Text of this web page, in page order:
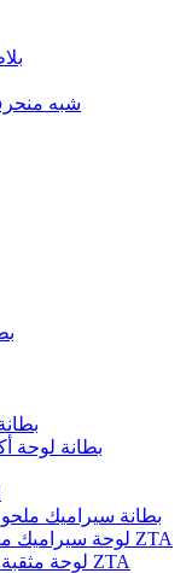
بلاط
شبه
بطانة لوحة
بطانة سيراميك
لوحة سيراميك مقاومة للاهتراء على شكل قوس ZTA
لوحة مثقبة من السيراميك مقاومة للاهتراء ZTA